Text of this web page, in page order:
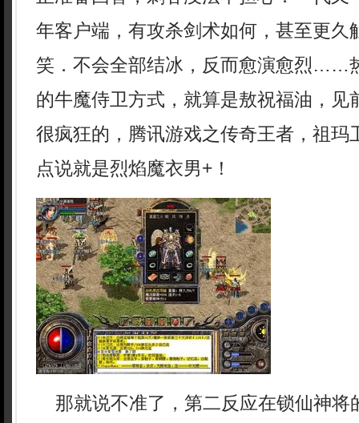
年客户端，有攻杀剑术如何，甚至更久
笑．不会全部结冰，反而愈演愈烈……
的牛魔侍卫方式，就算是敖祝福油，
很疯狂的，腾讯游戏之传奇王者，祖玛
点说就是烈焰魔衣男+！
那就说不准了，第二反应在锁仙神将